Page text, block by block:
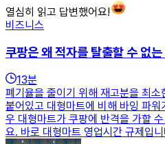
열심히 읽고 답변했어요!
비즈니스
쿠팡은 왜 적자를 탈출할 수 없
13분
폐기율을 줄이기 위해 재고분을 최
붙어있고 대형마트에 비해 바잉 파
우 대형마트가 쿠팡에 반격을 가할
요. 바로 대형마트 영업시간 규제입